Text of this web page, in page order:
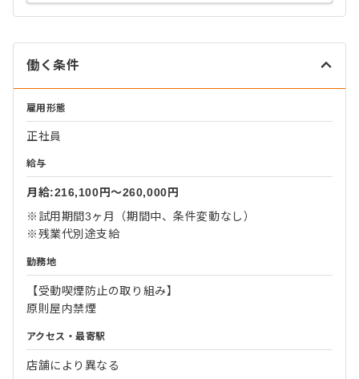
働く条件
雇用形態
正社員
給与
月給:216,100円〜260,000円
※試用期間3ヶ月（期間中、条件変動なし）
※残業代別途支給
勤務地
【受動喫煙防止の取り組み】
原則屋内禁煙
アクセス・最寄駅
店舗により異なる